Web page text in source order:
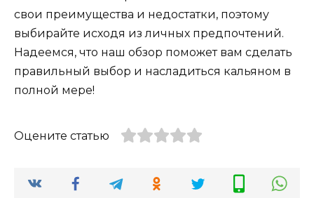
свои преимущества и недостатки, поэтому
выбирайте исходя из личных предпочтений.
Надеемся, что наш обзор поможет вам сделать
правильный выбор и насладиться кальяном в
полной мере!
Оцените статью